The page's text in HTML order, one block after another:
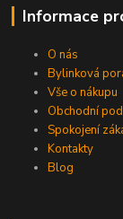
Informace
O nás
Bylinková
Vše o nákupu
Obchodní
Spokojení
Kontakty
Blog